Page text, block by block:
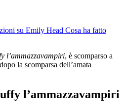
su Emily Head Cosa ha fatto
l’ammazzavampiri, è scomparso a
la scomparsa dell’amata
l’ammazzavampiri